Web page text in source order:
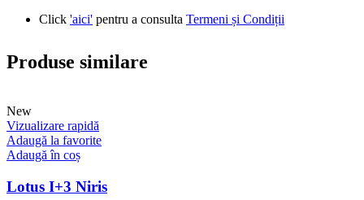
Click 'aici' pentru a consulta Termeni și Condiții
Produse similare
New
Vizualizare rapidă
Adaugă la favorite
Adaugă în coș
Lotus I+3 Niris